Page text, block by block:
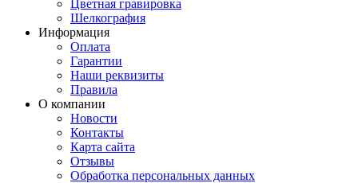
Цветная гравировка
Шелкография
Информация
Оплата
Гарантии
Наши реквизиты
Правила
О компании
Новости
Контакты
Карта сайта
Отзывы
Обработка персональных данных